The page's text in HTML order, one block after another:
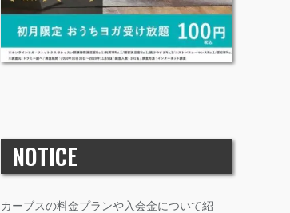
NOTICE
カーブスの料金プランや入会金について紹